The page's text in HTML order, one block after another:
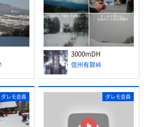
3000mDH
信州有賀峠
ダレモ会員 ダレモ会員